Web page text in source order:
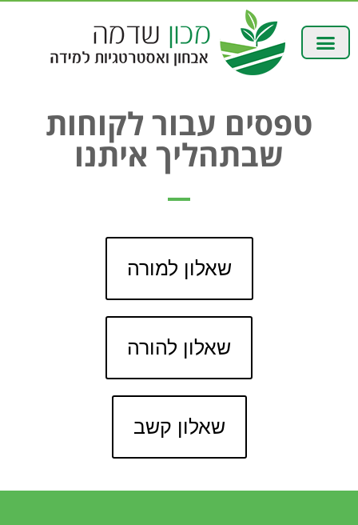
טפסים עבור לקוחות
שבתהליך איתנו
שאלון למורה
שאלון להורה
שאלון קשב